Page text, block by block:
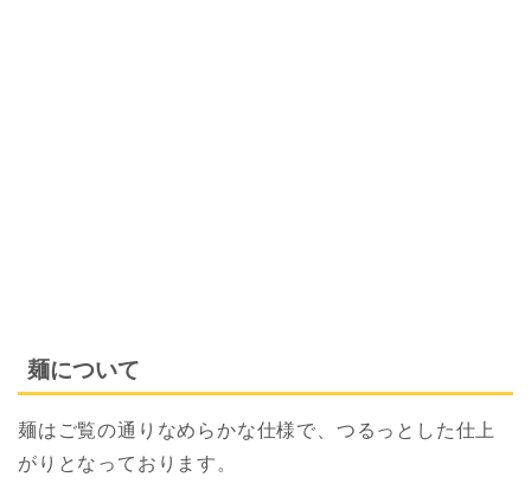
麺について
麺はご覧の通りなめらかな仕様で、つるっとした仕上
がりとなっております。